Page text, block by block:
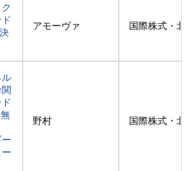
アモーヴァ 国際株式・
野村 国際株式・